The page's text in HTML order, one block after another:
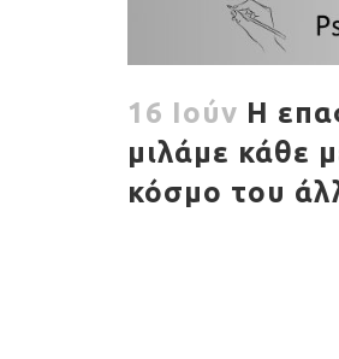
16 Ιούν Η
μιλάμε κάθε
κόσμο του